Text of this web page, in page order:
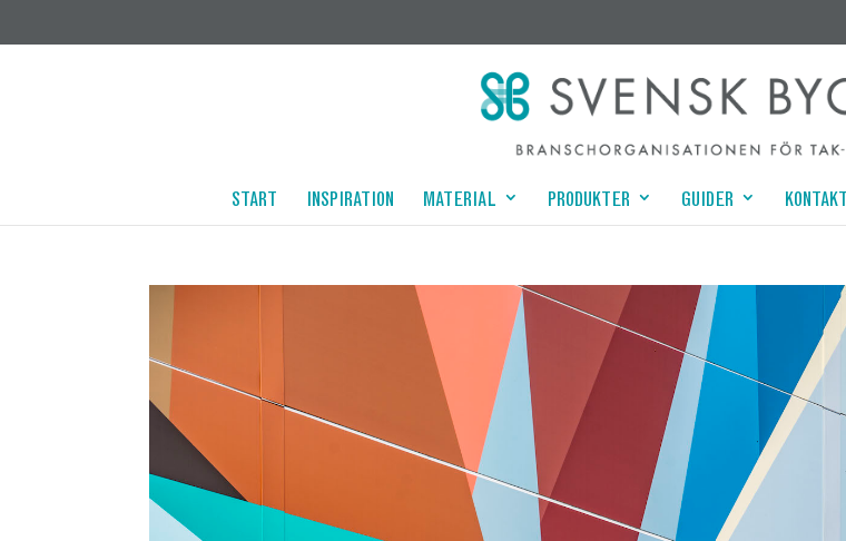
START INSPIRATION MATERIAL PRODUKTER GUIDER KONTAKT